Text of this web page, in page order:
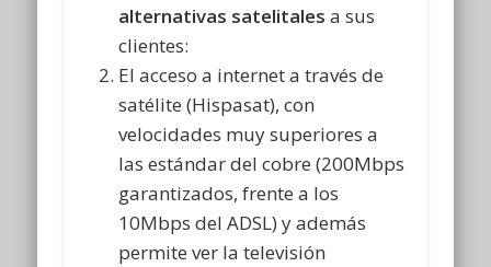
alternativas satelitales a sus
clientes:
El acceso a internet a través de
satélite (Hispasat), con
velocidades muy superiores a
las estándar del cobre (200Mbps
garantizados, frente a los
10Mbps del ADSL) y además
permite ver la televisión